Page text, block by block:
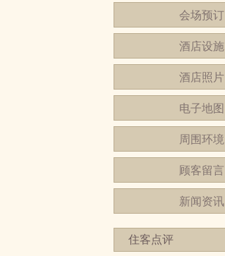
会场预订
酒店设施
酒店照片
电子地图
周围环境
顾客留言
新闻资讯
住客点评